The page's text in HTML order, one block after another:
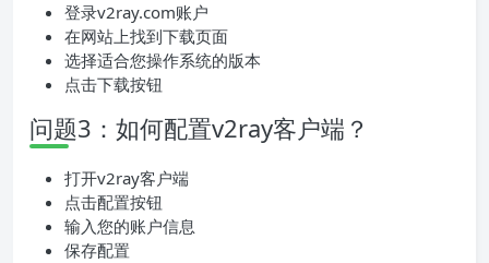
登录v2ray.com账户
在网站上找到下载页面
选择适合您操作系统的版本
点击下载按钮
问题3：如何配置v2ray客户端？
打开v2ray客户端
点击配置按钮
输入您的账户信息
保存配置